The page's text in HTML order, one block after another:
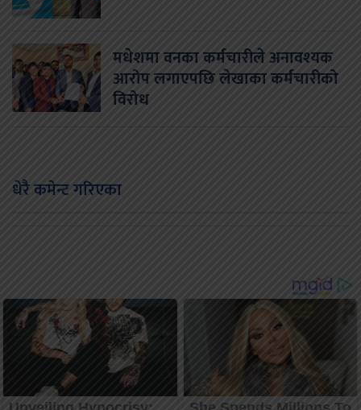
मधेशमा वनका कर्मचारीले अनावश्यक
आरोप लगाएपछि लेखाका कर्मचारीको
विरोध
धेरै कमेन्ट गरिएका